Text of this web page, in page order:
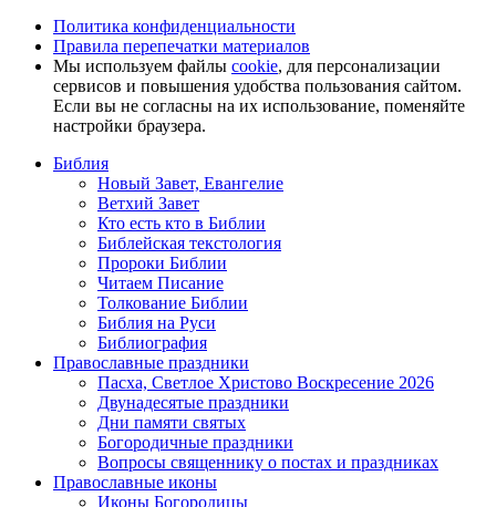
Политика конфиденциальности
Правила перепечатки материалов
Мы используем файлы cookie, для персонализации
сервисов и повышения удобства пользования сайтом.
Если вы не согласны на их использование, поменяйте
настройки браузера.
Библия
Новый Завет, Евангелие
Ветхий Завет
Кто есть кто в Библии
Библейская текстология
Пророки Библии
Читаем Писание
Толкование Библии
Библия на Руси
Библиография
Православные праздники
Пасха, Светлое Христово Воскресение 2026
Двунадесятые праздники
Дни памяти святых
Богородичные праздники
Вопросы священнику о постах и праздниках
Православные иконы
Иконы Богородицы